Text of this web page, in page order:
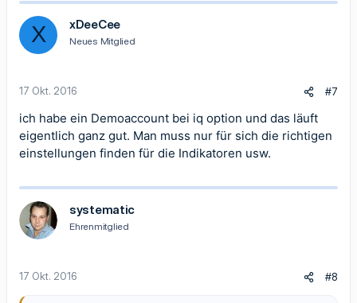
X xDeeCee
Neues Mitglied
17 Okt. 2016 #7
ich habe ein Demoaccount bei iq option und das läuft
eigentlich ganz gut. Man muss nur für sich die richtigen
einstellungen finden für die Indikatoren usw.
systematic
Ehrenmitglied
17 Okt. 2016 #8